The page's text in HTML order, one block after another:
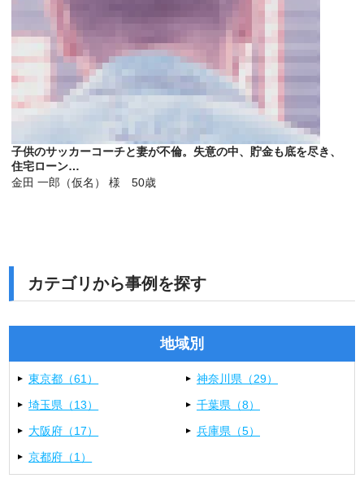
子供のサッカーコーチと妻が不倫。失意の中、貯金も底を尽き、
住宅ローン…
金田 一郎（仮名） 様 50歳
カテゴリから事例を探す
地域別
東京都（61）
神奈川県（29）
埼玉県（13）
千葉県（8）
大阪府（17）
兵庫県（5）
京都府（1）